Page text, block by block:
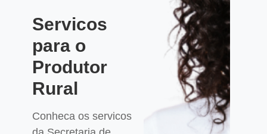
Servicos
para o
Produtor
Rural
Conheca os servicos